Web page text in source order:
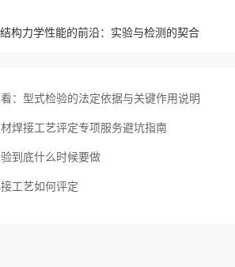
构力学性能的前沿：实验与检测的契合
：型式检验的法定依据与关键作用说明
焊接工艺评定专项服务避坑指南
到底什么时候要做
工艺如何评定